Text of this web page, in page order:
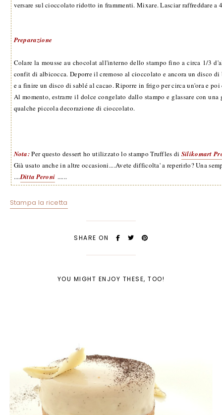
versare sul cioccolato ridotto in frammenti. Mixare. Lasciar raffreddare a
Preparazione
Colare la mousse au chocolat all'interno dello stampo fino a circa 1/3
confit di albicocca. Deporre il cremoso al cioccolato e ancora un disco
e a finire un disco di sablé al cacao. Riporre in frigo per circa un'ora e poi
Al momento, estrarre il dolce congelato dallo stampo e glassare con una
qualche piccola decorazione di cioccolato.
Nota:Per questo dessert ho utilizzato lo stampo Truffles di Silikomart
Già usato anche in altre occasioni....Avete difficolta' a reperirlo? Una
....Ditta Peroni ......
Stampa la ricetta
SHARE ON
YOU MIGHT ENJOY THESE, TOO!